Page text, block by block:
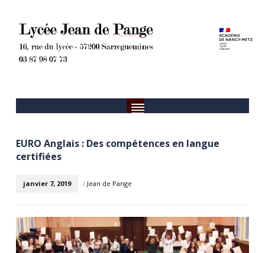
EURO Anglais : Des compétences en langue
certifiées
janvier 7, 2019 / Jean de Pange